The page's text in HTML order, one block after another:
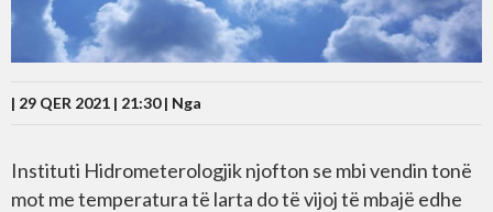
| 29 QER 2021 | 21:30 | Nga
Instituti Hidrometerologjik njofton se mbi vendin tonë
mot me temperatura të larta do të vijoj të mbajë edhe